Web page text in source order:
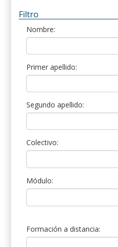
Filtro
Nombre:
Primer apellido:
Segundo apellido:
Colectivo:
Módulo:
Formación a distancia: